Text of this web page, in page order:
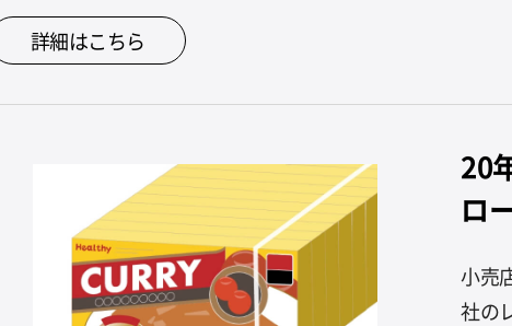
詳細はこちら
20
ロ
小売
社の